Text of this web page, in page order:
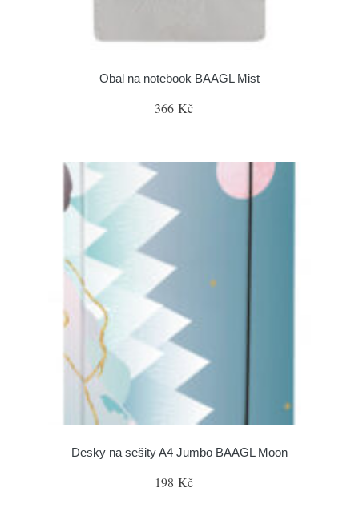
Obal na notebook BAAGL Mist
366 Kč
Desky na sešity A4 Jumbo BAAGL Moon
198 Kč